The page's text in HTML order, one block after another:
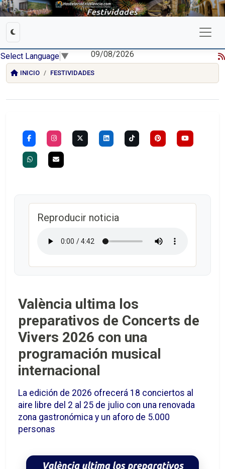
Select Language ▼ 09/08/2026
INICIO FESTIVIDADES
Reproducir noticia
València ultima los
preparativos de Concerts de
Vivers 2026 con una
programación musical
internacional
La edición de 2026 ofrecerá 18 conciertos al
aire libre del 2 al 25 de julio con una renovada
zona gastronómica y un aforo de 5.000
personas